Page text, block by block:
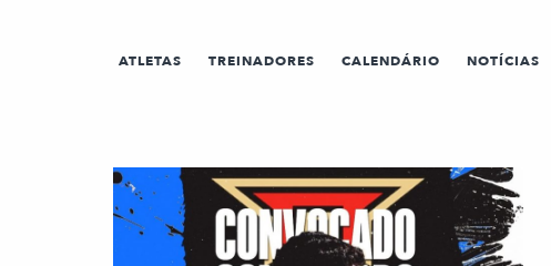
ATLETAS TREINADORES CALENDÁRIO NOTÍCIAS